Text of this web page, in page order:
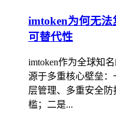
imtoken为何无
可替代性
imtoken作为全球知
源于多重核心壁垒
层管理、多重安全防
槛；二是...